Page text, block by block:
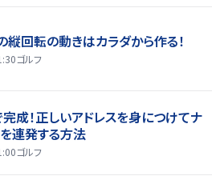
縦回転の動きはカラダから作る！
ゴルフ
完成！正しいアドレスを身につけてナ
を連発する方法
ゴルフ